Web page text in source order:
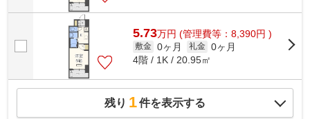
5.73万円 (管理費等：8,390円 )
敷金 0ヶ月 礼金 0ヶ月
4階 / 1K / 20.95㎡
残り 1件を表示する